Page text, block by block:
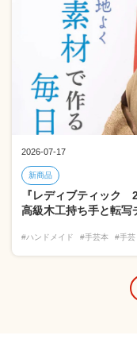
2026-07-17
新商品
『レディブティック
高級木工持ち手と転写
#ハンドメイド #手芸本 #手芸